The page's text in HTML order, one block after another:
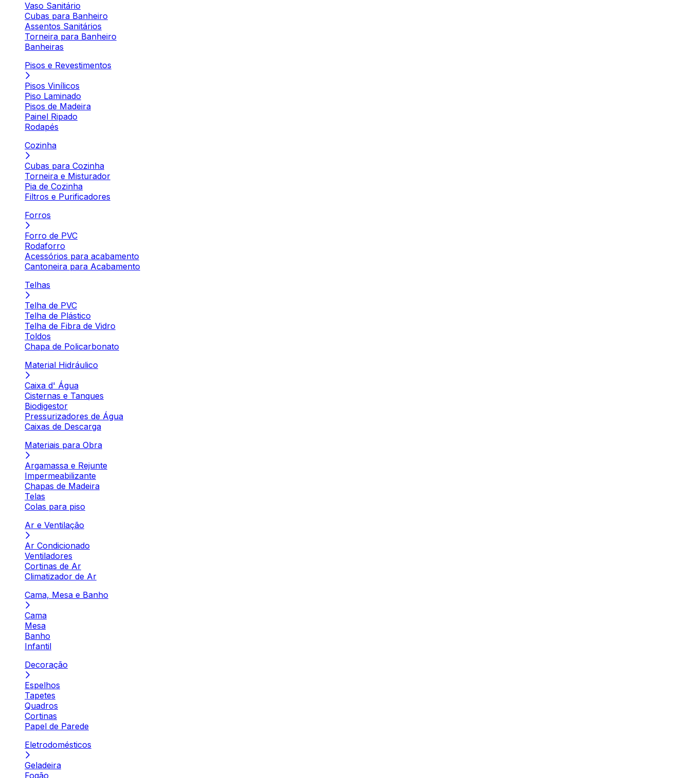
Vaso Sanitário
Cubas para Banheiro
Assentos Sanitários
Torneira para Banheiro
Banheiras
Pisos e Revestimentos
Pisos Vinílicos
Piso Laminado
Pisos de Madeira
Painel Ripado
Rodapés
Cozinha
Cubas para Cozinha
Torneira e Misturador
Pia de Cozinha
Filtros e Purificadores
Forros
Forro de PVC
Rodaforro
Acessórios para acabamento
Cantoneira para Acabamento
Telhas
Telha de PVC
Telha de Plástico
Telha de Fibra de Vidro
Toldos
Chapa de Policarbonato
Material Hidráulico
Caixa d' Água
Cisternas e Tanques
Biodigestor
Pressurizadores de Água
Caixas de Descarga
Materiais para Obra
Argamassa e Rejunte
Impermeabilizante
Chapas de Madeira
Telas
Colas para piso
Ar e Ventilação
Ar Condicionado
Ventiladores
Cortinas de Ar
Climatizador de Ar
Cama, Mesa e Banho
Cama
Mesa
Banho
Infantil
Decoração
Espelhos
Tapetes
Quadros
Cortinas
Papel de Parede
Eletrodomésticos
Geladeira
Fogão